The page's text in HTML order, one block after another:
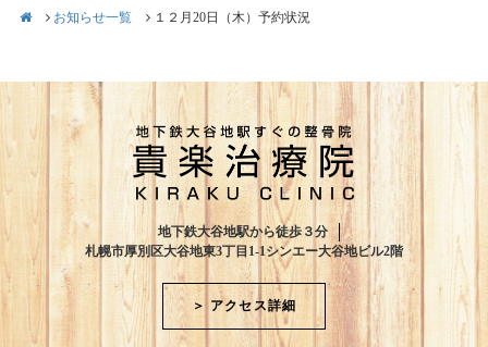
お知らせ一覧 １２月20日（木）予約状況
地下鉄大谷地駅から徒歩３分
札幌市厚別区大谷地東3丁目1-1シンエー大谷地ビル2階
＞ アクセス詳細